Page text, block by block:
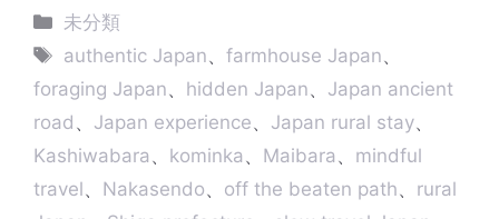
e
s
e
n
e
t
s
A
p
d
o
o
d
n
i
k
カ
テ
リ
ー
未分類
タ
グ
authentic Japan、farmhouse Japan、
foraging Japan、 hidden Japan、 Japan ancient
road 、 Japan experience、 Japan rural stay、
Kashiwabara 、 kominka 、 Maibara 、 mindful
travel、 Nakasendo、 off the beaten path、 rural